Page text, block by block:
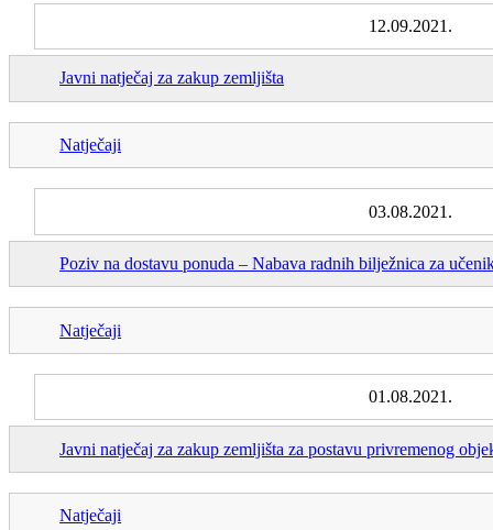
12.09.2021.
Javni natječaj za zakup zemljišta
Natječaji
03.08.2021.
Poziv na dostavu ponuda – Nabava radnih bilježnica za
Natječaji
01.08.2021.
Javni natječaj za zakup zemljišta za postavu privremenog
Natječaji